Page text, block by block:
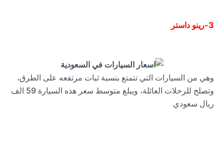
3- رينو داستر
وهي من السيارات التي تتمتع بنسبة ثبات مرتفعه على الطرق،
وتصلح للرحلات العائلة، ويبلغ متوسط سعر هذه السيارة 59 الف
ريال سعودي